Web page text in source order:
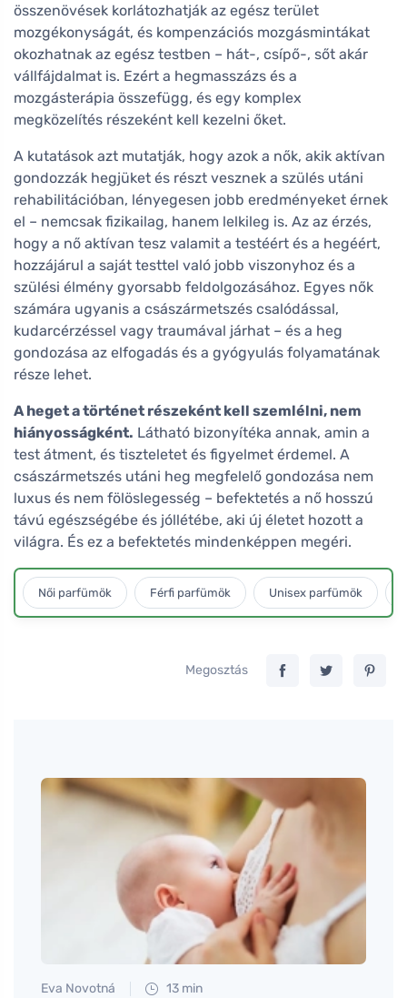
összenövések korlátozhatják az egész terület
mozgékonyságát, és kompenzációs mozgásmintákat
okozhatnak az egész testben – hát-, csípő-, sőt akár
vállfájdalmat is. Ezért a hegmasszázs és a
mozgásterápia összefügg, és egy komplex
megközelítés részeként kell kezelni őket.
A kutatások azt mutatják, hogy azok a nők, akik aktívan
gondozzák hegjüket és részt vesznek a szülés utáni
rehabilitációban, lényegesen jobb eredményeket érnek
el – nemcsak fizikailag, hanem lelkileg is. Az az érzés,
hogy a nő aktívan tesz valamit a testéért és a hegéért,
hozzájárul a saját testtel való jobb viszonyhoz és a
szülési élmény gyorsabb feldolgozásához. Egyes nők
számára ugyanis a császármetszés csalódással,
kudarcérzéssel vagy traumával járhat – és a heg
gondozása az elfogadás és a gyógyulás folyamatának
része lehet.
A heget a történet részeként kell szemlélni, nem
hiányosságként. Látható bizonyítéka annak, amin a
test átment, és tiszteletet és figyelmet érdemel. A
császármetszés utáni heg megfelelő gondozása nem
luxus és nem fölöslegesség – befektetés a nő hosszú
távú egészségébe és jóllétébe, aki új életet hozott a
világra. És ez a befektetés mindenképpen megéri.
Női parfümök Férfi parfümök Unisex parfümök
Megosztás
Eva Novotná 13 min